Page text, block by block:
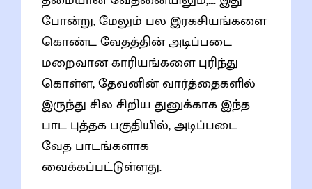
போன்று, மேலும் பல இரகசியங்களை
கொண்ட வேதத்தின் அடிப்படை
மறைவான காரியங்களை புரிந்து
கொள்ள, தேவனின் வார்த்தைகளில்
இருந்து சில சிறிய துனுக்காக இந்த
பாட புத்தக பகுதியில், அடிப்படை
வேத பாடங்களாக
வைக்கப்பட்டுள்ளது.